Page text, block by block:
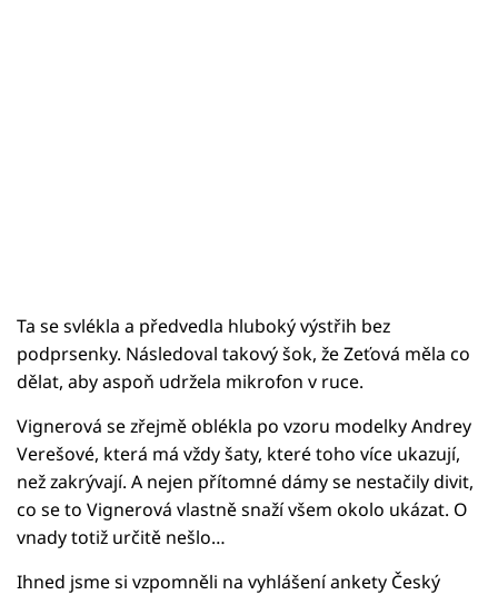
Ta se svlékla a předvedla hluboký výstřih bez
podprsenky. Následoval takový šok, že Zeťová měla co
dělat, aby aspoň udržela mikrofon v ruce.
Vignerová se zřejmě oblékla po vzoru modelky Andrey
Verešové, která má vždy šaty, které toho více ukazují,
než zakrývají. A nejen přítomné dámy se nestačily divit,
co se to Vignerová vlastně snaží všem okolo ukázat. O
vnady totiž určitě nešlo…
Ihned jsme si vzpomněli na vyhlášení ankety Český